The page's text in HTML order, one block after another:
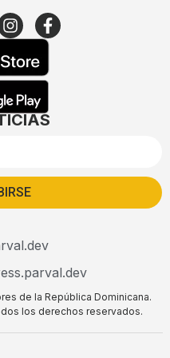
de la República Dominicana.
los derechos reservados.